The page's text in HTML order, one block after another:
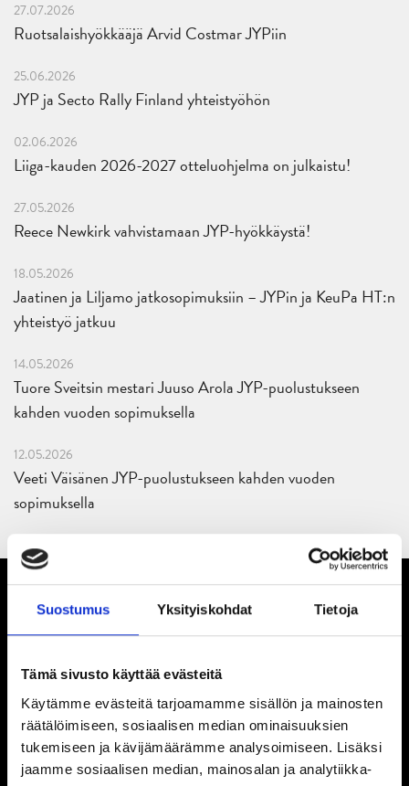
Suostumus Yksityiskohdat Tietoja
Tämä sivusto käyttää evästeitä
Käytämme evästeitä tarjoamamme sisällön ja mainosten
räätälöimiseen, sosiaalisen median ominaisuuksien
tukemiseen ja kävijämäärämme analysoimiseen. Lisäksi
jaamme sosiaalisen median, mainosalan ja analytiikka-
27.07.2026
Ruotsalaishyökkääjä Arvid Costmar JYPiin
25.06.2026
JYP ja Secto Rally Finland yhteistyöhön
02.06.2026
Liiga-kauden 2026-2027 otteluohjelma on julkaistu!
27.05.2026
Reece Newkirk vahvistamaan JYP-hyökkäystä!
18.05.2026
Jaatinen ja Liljamo jatkosopimuksiin – JYPin ja KeuPa HT:n
yhteistyö jatkuu
14.05.2026
Tuore Sveitsin mestari Juuso Arola JYP-puolustukseen
kahden vuoden sopimuksella
12.05.2026
Veeti Väisänen JYP-puolustukseen kahden vuoden
sopimuksella